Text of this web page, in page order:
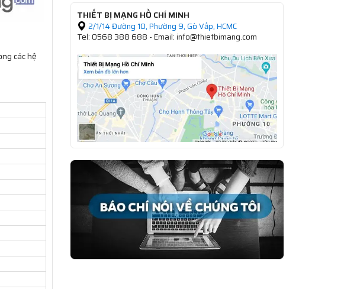
các hệ
THIẾT BỊ MẠNG HỒ CHÍ MINH
2/1/14 Đường 10, Phường 9, Gò Vấp, HCMC
Tel: 0568 388 688 - Email: info@thietbimang.com